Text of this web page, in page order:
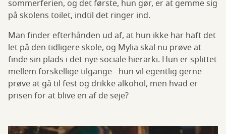
sommerferien, og det første, hun gør, er at gemme sig
på skolens toilet, indtil det ringer ind.
Man finder efterhånden ud af, at hun ikke har haft det
let på den tidligere skole, og Mylia skal nu prøve at
finde sin plads i det nye sociale hierarki. Hun er splittet
mellem forskellige tilgange - hun vil egentlig gerne
prøve at gå til fest og drikke alkohol, men hvad er
prisen for at blive en af de seje?